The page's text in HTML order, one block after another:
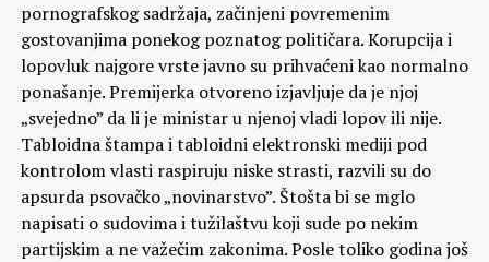
pornografskog sadržaja, začinjeni povremenim
gostovanjima ponekog poznatog političara. Korupcija i
lopovluk najgore vrste javno su prihvaćeni kao normalno
ponašanje. Premijerka otvoreno izjavljuje da je njoj
„svejedno” da li je ministar u njenoj vladi lopov ili nije.
Tabloidna štampa i tabloidni elektronski mediji pod
kontrolom vlasti raspiruju niske strasti, razvili su do
apsurda psovačko „novinarstvo”. Štošta bi se mglo
napisati o sudovima i tužilaštvu koji sude po nekim
partijskim a ne važečim zakonima. Posle toliko godina još